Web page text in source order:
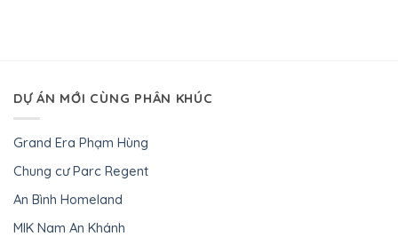
DỰ ÁN MỚI CÙNG PHÂN KHÚC
Grand Era Phạm Hùng
Chung cư Parc Regent
An Bình Homeland
MIK Nam An Khánh